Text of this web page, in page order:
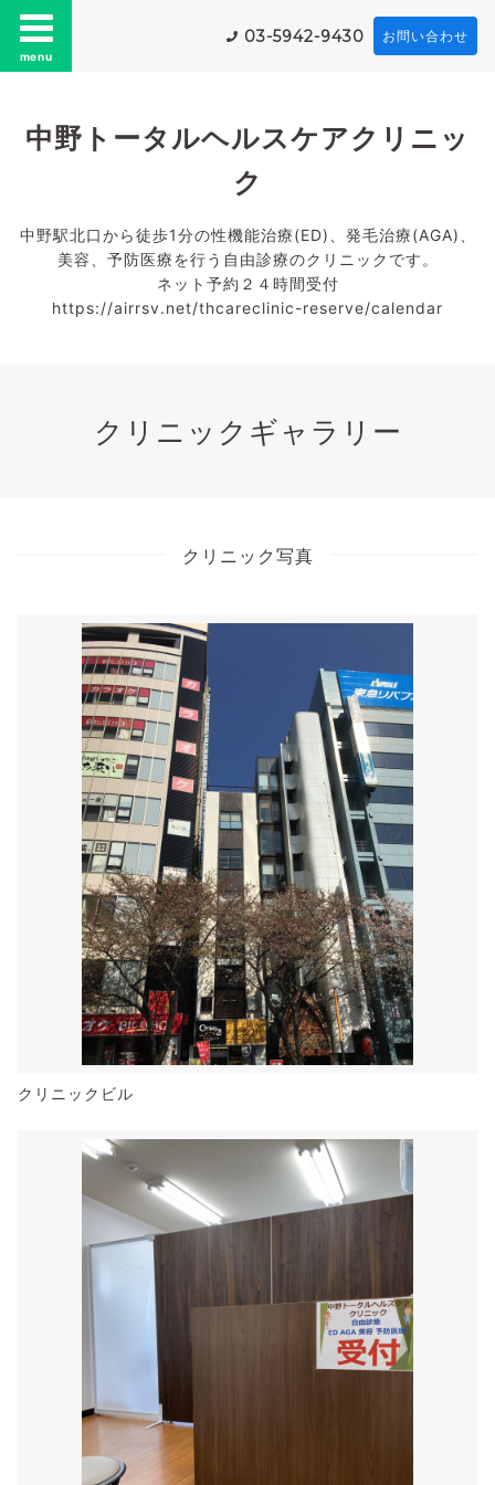
menu
03-5942-9430 お問い合わせ
中野トータルヘルスケアクリニッ
ク
中野駅北口から徒歩1分の性機能治療(ED)、発毛治療(AGA)、
美容、予防医療を行う自由診療のクリニックです。
ネット予約２４時間受付
https://airrsv.net/thcareclinic-reserve/calendar
クリニックギャラリー
クリニック写真
クリニックビル